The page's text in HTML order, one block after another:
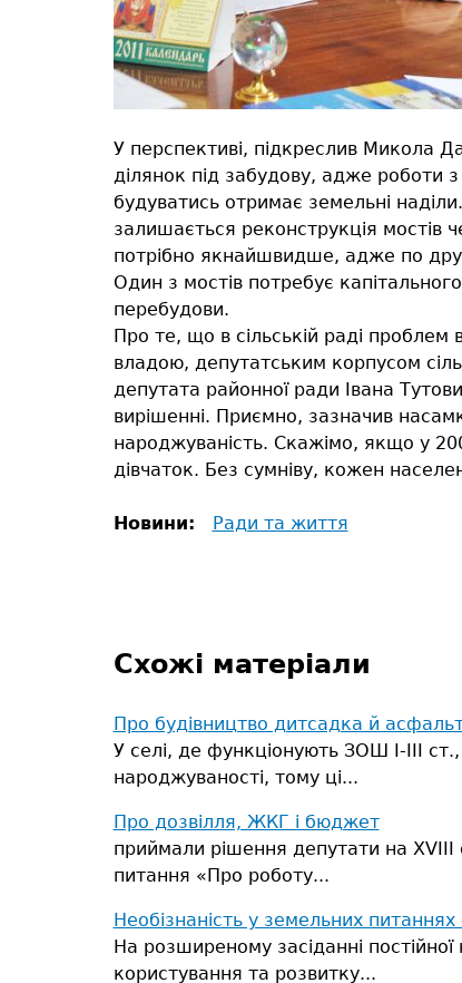
У перспективі, підкреслив Микола
ділянок під забудову, адже роботи
будуватись отримає земельні
залишається реконструкція мостів
потрібно якнайшвидше, адже по
Один з мостів потребує
перебудови.
Про те, що в сільській раді
владою, депутатським корпусом
депутата районної ради Івана
вирішенні. Приємно, зазначив
народжуваність. Скажімо, якщо у
дівчаток. Без сумніву, кожен
Новини: Ради та життя
Схожі матеріали
Про будівництво дитсадка й
У селі, де функціонують ЗОШ І-ІІІ
народжуваності, тому ці...
Про дозвілля, ЖКГ і бюджет
приймали рішення депутати на ХVІІІ
питання «Про роботу...
Необiзнанiсть у земельних
На розширеному засіданні
користування та розвитку...